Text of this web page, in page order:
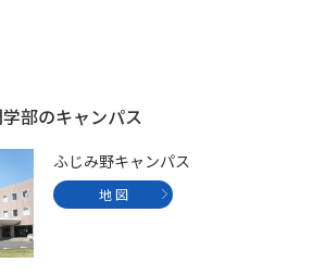
問発見
部のキャンパス
ふじみ野キャンパス
地 図